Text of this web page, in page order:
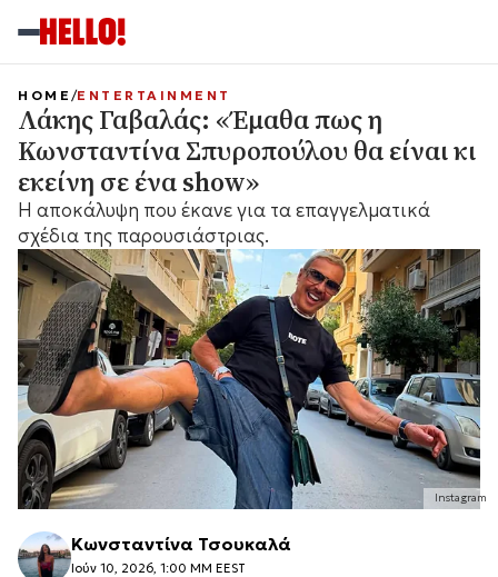
Instagram
HOME ENTERTAINMENT
Λάκης Γαβαλάς: «Έμαθα πως η
Κωνσταντίνα Σπυροπούλου θα είναι κι
εκείνη σε ένα show»
Η αποκάλυψη που έκανε για τα επαγγελματικά
σχέδια της παρουσιάστριας.
Κωνσταντίνα Τσουκαλά
Ιούν 10, 2026, 1:00 ΜΜ EEST